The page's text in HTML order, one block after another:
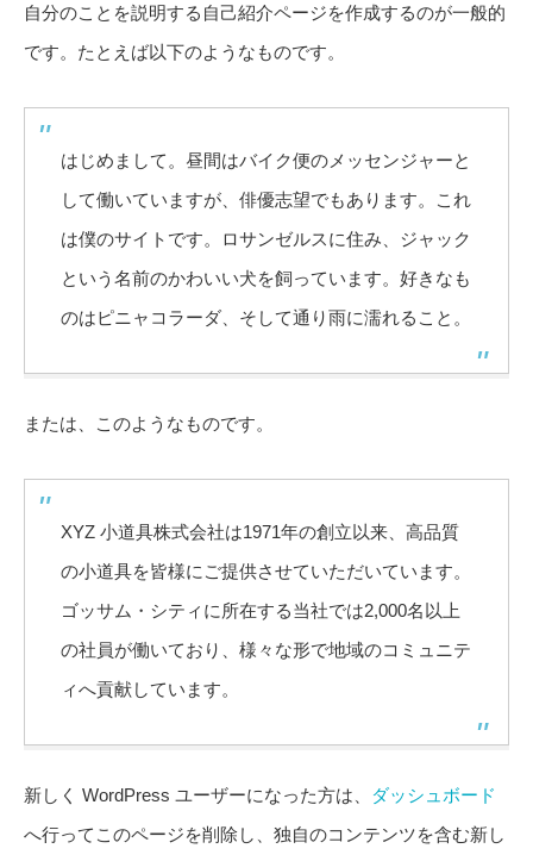
自分のことを説明する自己紹介ページを作成するのが一般的
です。たとえば以下のようなものです。
はじめまして。昼間はバイク便のメッセンジャーと
して働いていますが、俳優志望でもあります。これ
は僕のサイトです。ロサンゼルスに住み、ジャック
という名前のかわいい犬を飼っています。好きなも
のはピニャコラーダ、そして通り雨に濡れること。
または、このようなものです。
XYZ 小道具株式会社は1971年の創立以来、高品質
の小道具を皆様にご提供させていただいています。
ゴッサム・シティに所在する当社では2,000名以上
の社員が働いており、様々な形で地域のコミュニテ
ィへ貢献しています。
新しく WordPress ユーザーになった方は、
ダッシュボード
へ行ってこのページを削除し、独自のコンテンツを含む新し